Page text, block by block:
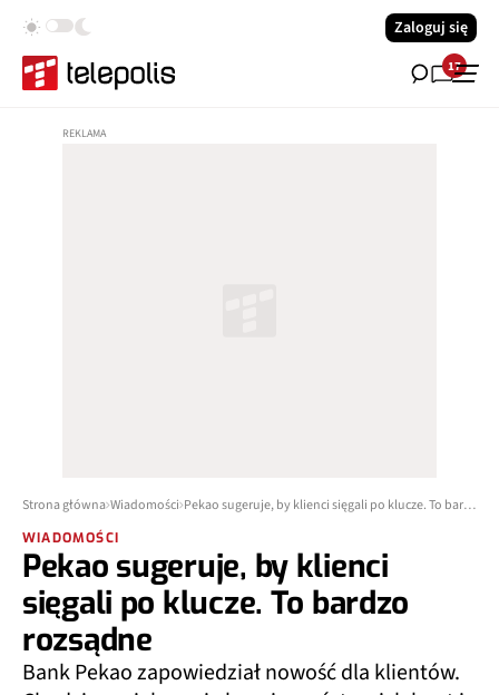
Zaloguj się
17
Strona główna Wiadomości Pekao sugeruje, by klienci sięgali po klucze. To bardzo rozsądne
WIADOMOŚCI
Pekao sugeruje, by klienci
sięgali po klucze. To bardzo
rozsądne
Bank Pekao zapowiedział nowość dla klientów.